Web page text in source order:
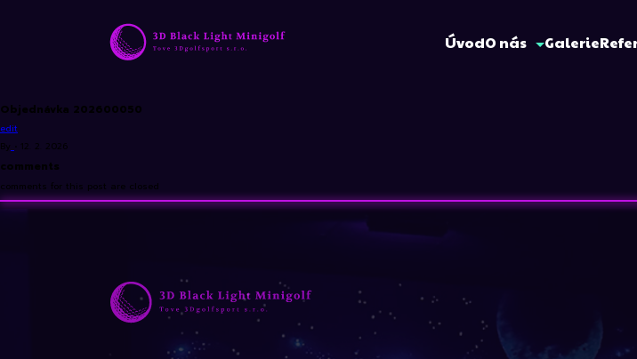
ÚvodO nás Galerie
Objednávka 202600050
edit
By • 12. 2. 2026
comments
comments for this post are closed